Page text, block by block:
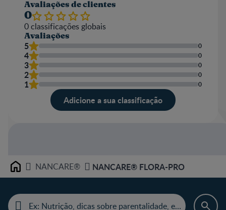
Avaliações de clientes
0
0classificações globais
Avaliações
5 0
4 0
3 0
2 0
1 0
Adicione a sua classificação
Home NANCARE® NANCARE® FLORA-PRO